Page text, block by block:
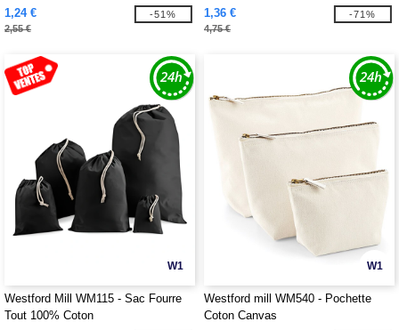
1,24 €
2,55 €
-51%
1,36 €
4,75 €
-71%
W1
Westford Mill WM115 - Sac Fourre
Tout 100% Coton
W1
Westford mill WM540 - Pochette
Coton Canvas